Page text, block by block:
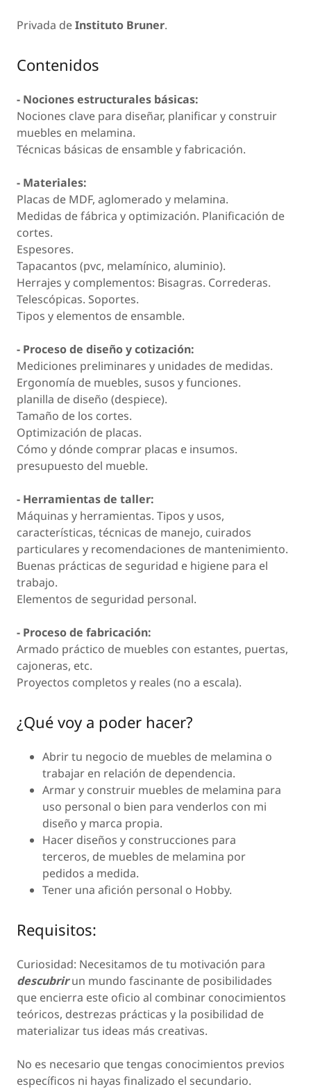
Privada deInstituto Bruner.
Contenidos
- Nociones estructurales básicas:
Nociones clave para diseñar, planificar y construir
muebles en melamina.
Técnicas básicas de ensamble y fabricación.
- Materiales:
Placas de MDF, aglomerado y melamina.
Medidas de fábrica y optimización. Planificación de
cortes.
Espesores.
Tapacantos (pvc, melamínico, aluminio).
Herrajes y complementos: Bisagras. Correderas.
Telescópicas. Soportes.
Tipos y elementos de ensamble.
- Proceso de diseño y cotización:
Mediciones preliminares y unidades de medidas.
Ergonomía de muebles, susos y funciones.
planilla de diseño (despiece).
Tamaño de los cortes.
Optimización de placas.
Cómo y dónde comprar placas e insumos.
presupuesto del mueble.
- Herramientas de taller:
Máquinas y herramientas. Tipos y usos,
características, técnicas de manejo, cuirados
particulares y recomendaciones de mantenimiento.
Buenas prácticas de seguridad e higiene para el
trabajo.
Elementos de seguridad personal.
- Proceso de fabricación:
Armado práctico de muebles con estantes, puertas,
cajoneras, etc.
Proyectos completos y reales (no a escala).
¿Qué voy a poder hacer?
Abrir tu negocio de muebles de melamina o
trabajar en relación de dependencia.
Armar y construir muebles de melamina para
uso personal o bien para venderlos con mi
diseño y marca propia.
Hacer diseños y construcciones para
terceros, de muebles de melamina por
pedidos a medida.
Tener una afición personal o Hobby.
Requisitos:
Curiosidad: Necesitamos de tu motivación para
descubrirun mundo fascinante de posibilidades
que encierra este oficio al combinar conocimientos
teóricos, destrezas prácticas y la posibilidad de
materializar tus ideas más creativas.
No es necesario que tengas conocimientos previos
específicos ni hayas finalizado el secundario.